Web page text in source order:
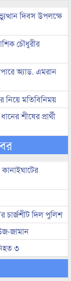
দিবস উপলক্ষে
চৌধুরীর
অ্যাড. এমরান
নিয়ে মতিবিনিময়
শীষের প্রার্থী
চার্জশীট দিল পুলিশ
জামান
৩